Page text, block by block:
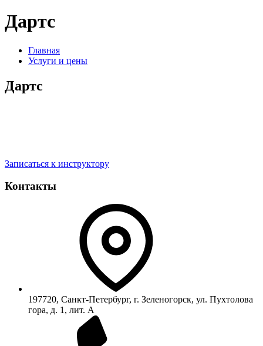
Дартс
Главная
Услуги и цены
Дартс
Записаться к инструктору
Контакты
197720, Санкт-Петербург, г. Зеленогорск, ул. Пухтолова
гора, д. 1, лит. А